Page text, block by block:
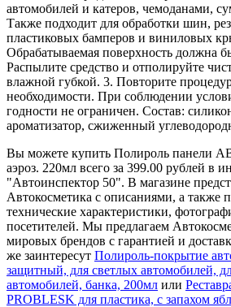
автомобилей и катеров, чемоданами,
Также подходит для обработки шин,
пластиковых бамперов и виниловых
Обрабатываемая поверхность должна
Распылите средство и отполируйте
влажной губкой. 3. Повторите
необходимости. При соблюдении
годности не ограничен. Состав:
ароматизатор, сжиженный
Вы можете купить Полироль панели
аэроз. 220мл всего за 399.00 рублей в
"Автоинспектор 50". В магазине
Автокосметика с описаниями, а также
технические характеристики,
посетителей. Мы предлагаем
мировых брендов с гарантией и
же заинтересут Полироль-покрытие
защитный, для светлых автомобилей,
автомобилей, банка, 200мл или
PROBLESK для пластика, с запахом